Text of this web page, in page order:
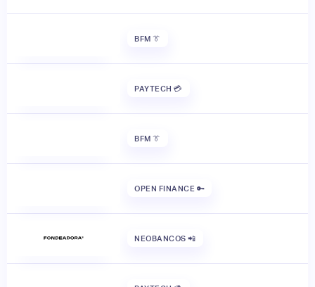
BFM 👔
PAYTECH 💳
BFM 👔
OPEN FINANCE 🔑
NEOBANCOS 📲